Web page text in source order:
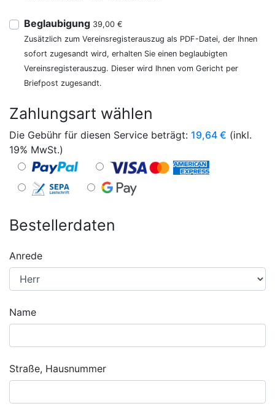
Beglaubigung 39,00 €
Zusätzlich zum Vereinsregisterauszug als PDF-Datei, der Ihnen
sofort zugesandt wird, erhalten Sie einen beglaubigten
Vereinsregisterauszug. Dieser wird Ihnen vom Gericht per
Briefpost zugesandt.
Zahlungsart wählen
Die Gebühr für diesen Service beträgt: 19,64 € (inkl.
19% MwSt.)
Bestellerdaten
Anrede
Name
Straße, Hausnummer